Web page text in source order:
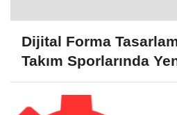
Dijital Forma
Takım Sporlarında